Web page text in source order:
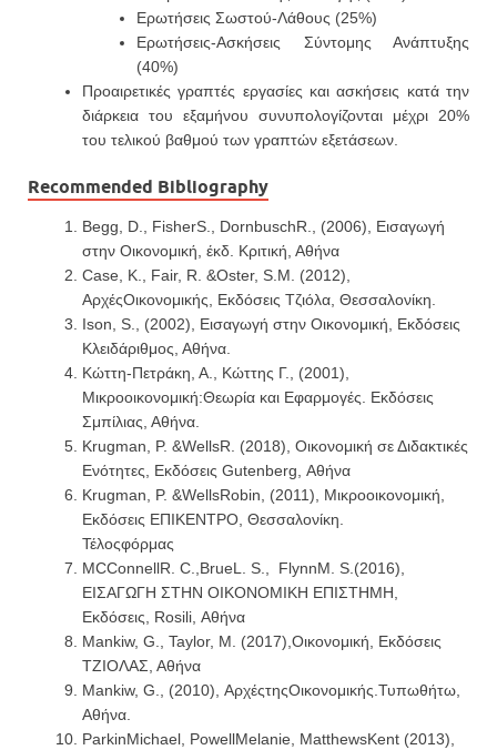
Ερωτήσεις Σωστού-Λάθους (25%)
Ερωτήσεις-Ασκήσεις Σύντομης Ανάπτυξης
(40%)
Προαιρετικές γραπτές εργασίες και ασκήσεις κατά την
διάρκεια του εξαμήνου συνυπολογίζονται μέχρι 20%
του τελικού βαθμού των γραπτών εξετάσεων.
Recommended Bibliography
Begg, D., FisherS., DornbuschR., (2006), Εισαγωγή
στην Οικονομική, έκδ. Κριτική, Αθήνα
Case, K., Fair, R. &Oster, S.M. (2012),
AρχέςΟικονομικής, Εκδόσεις Τζιόλα, Θεσσαλονίκη.
Ison, S., (2002), Εισαγωγή στην Οικονομική, Εκδόσεις
Κλειδάριθμος, Αθήνα.
Κώττη-Πετράκη, Α., Κώττης Γ., (2001),
Μικροοικονομική:Θεωρία και Εφαρμογές. Εκδόσεις
Σμπίλιας, Αθήνα.
Krugman, P. &WellsR. (2018), Οικονομική σε Διδακτικές
Ενότητες, Εκδόσεις Gutenberg, Αθήνα
Krugman, P. &WellsRobin, (2011), Μικροοικονομική,
Εκδόσεις ΕΠΙΚΕΝΤΡΟ, Θεσσαλονίκη.
Τέλοςφόρμας
MCConnellR. C.,BrueL. S., FlynnM. S.(2016),
ΕΙΣΑΓΩΓΗ ΣΤΗΝ ΟΙΚΟΝΟΜΙΚΗ ΕΠΙΣΤΗΜΗ,
Εκδόσεις, Rosili, Αθήνα
Mankiw, G., Taylor, M. (2017),Οικονομική, Εκδόσεις
ΤΖΙΟΛΑΣ, Αθήνα
Mankiw, G., (2010), ΑρχέςτηςΟικονομικής.Τυπωθήτω,
Αθήνα.
ParkinMichael, PowellMelanie, MatthewsKent (2013),